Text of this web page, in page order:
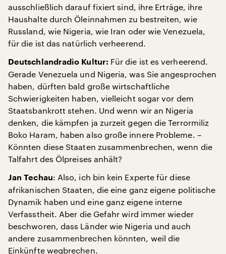
ausschließlich darauf fixiert sind, ihre Erträge, ihre
Haushalte durch Öleinnahmen zu bestreiten, wie
Russland, wie Nigeria, wie Iran oder wie Venezuela,
für die ist das natürlich verheerend.
Deutschlandradio Kultur: Für die ist es verheerend.
Gerade Venezuela und Nigeria, was Sie angesprochen
haben, dürften bald große wirtschaftliche
Schwierigkeiten haben, vielleicht sogar vor dem
Staatsbankrott stehen. Und wenn wir an Nigeria
denken, die kämpfen ja zurzeit gegen die Terrormiliz
Boko Haram, haben also große innere Probleme. –
Könnten diese Staaten zusammenbrechen, wenn die
Talfahrt des Ölpreises anhält?
Jan Techau: Also, ich bin kein Experte für diese
afrikanischen Staaten, die eine ganz eigene politische
Dynamik haben und eine ganz eigene interne
Verfasstheit. Aber die Gefahr wird immer wieder
beschworen, dass Länder wie Nigeria und auch
andere zusammenbrechen könnten, weil die
Einkünfte wegbrechen.